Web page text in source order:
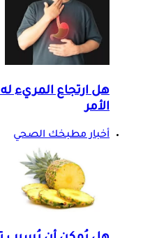
هل ارتجاع المريء
الأمر
أخبار مطبخك الصحي